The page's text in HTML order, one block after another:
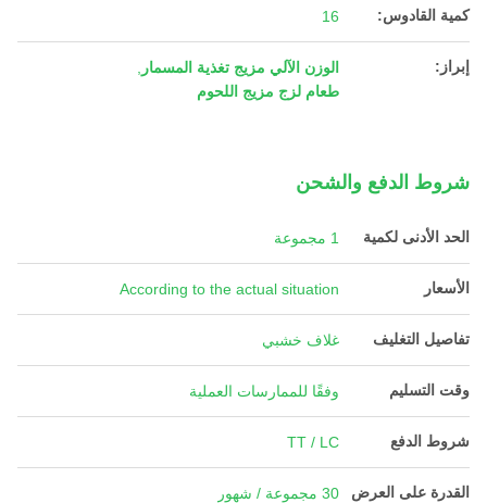
كمية القادوس: 16
إبراز: الوزن الآلي مزيج تغذية المسمار
طعام لزج مزيج اللحوم
شروط الدفع والشحن
الحد الأدنى لكمية 1 مجموعة
الأسعار According to the actual situation
تفاصيل التغليف غلاف خشبي
وقت التسليم وفقًا للممارسات العملية
شروط الدفع TT / LC
القدرة على العرض 30 مجموعة / شهور